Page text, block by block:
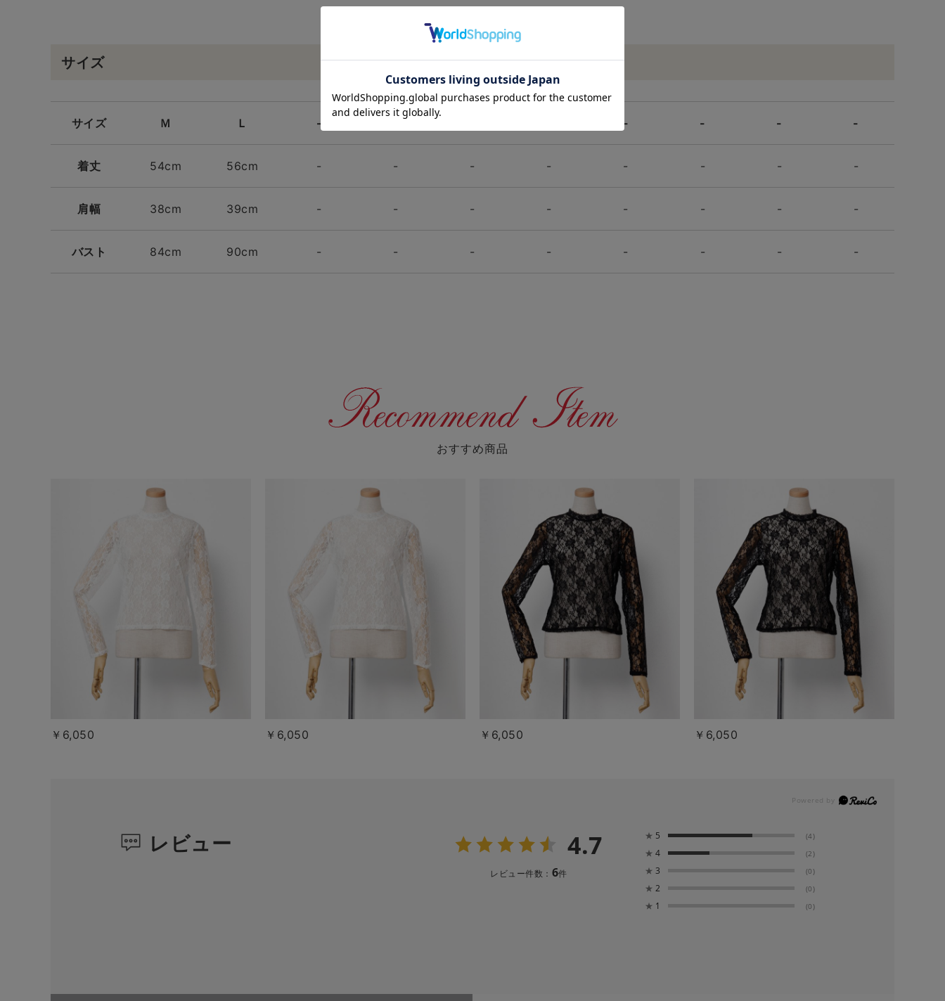
サイズ
サイズ Ｍ Ｌ - - - - -
着丈 54cm 56cm - - - - - - - -
肩幅 38cm 39cm - - - - - - - -
バスト 84cm 90cm - - - - - - - -
おすすめ商品
￥6,050 ￥6,050 ￥6,050 ￥6,050
レビュー 4.7
レビュー件数： 6件
★ 5 (4)
★ 4 (2)
★ 3 (0)
★ 2 (0)
★ 1 (0)